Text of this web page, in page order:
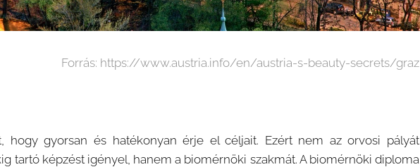
Forrás: https://www.austria.info/en/austria-s-beauty-secrets/graz
hogy gyorsan és hatékonyan érje el céljait. Ezért nem az orvosi pályát
tartó képzést igényel, hanem a biomérnöki szakmát. A biomérnöki diploma